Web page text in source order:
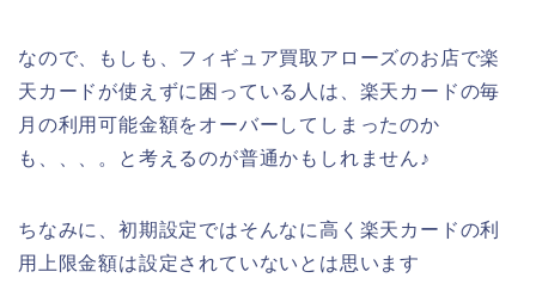
なので、もしも、フィギュア買取アローズのお店で楽
天カードが使えずに困っている人は、楽天カードの毎
月の利用可能金額をオーバーしてしまったのか
も、、、。と考えるのが普通かもしれません♪
ちなみに、初期設定ではそんなに高く楽天カードの利
用上限金額は設定されていないとは思います